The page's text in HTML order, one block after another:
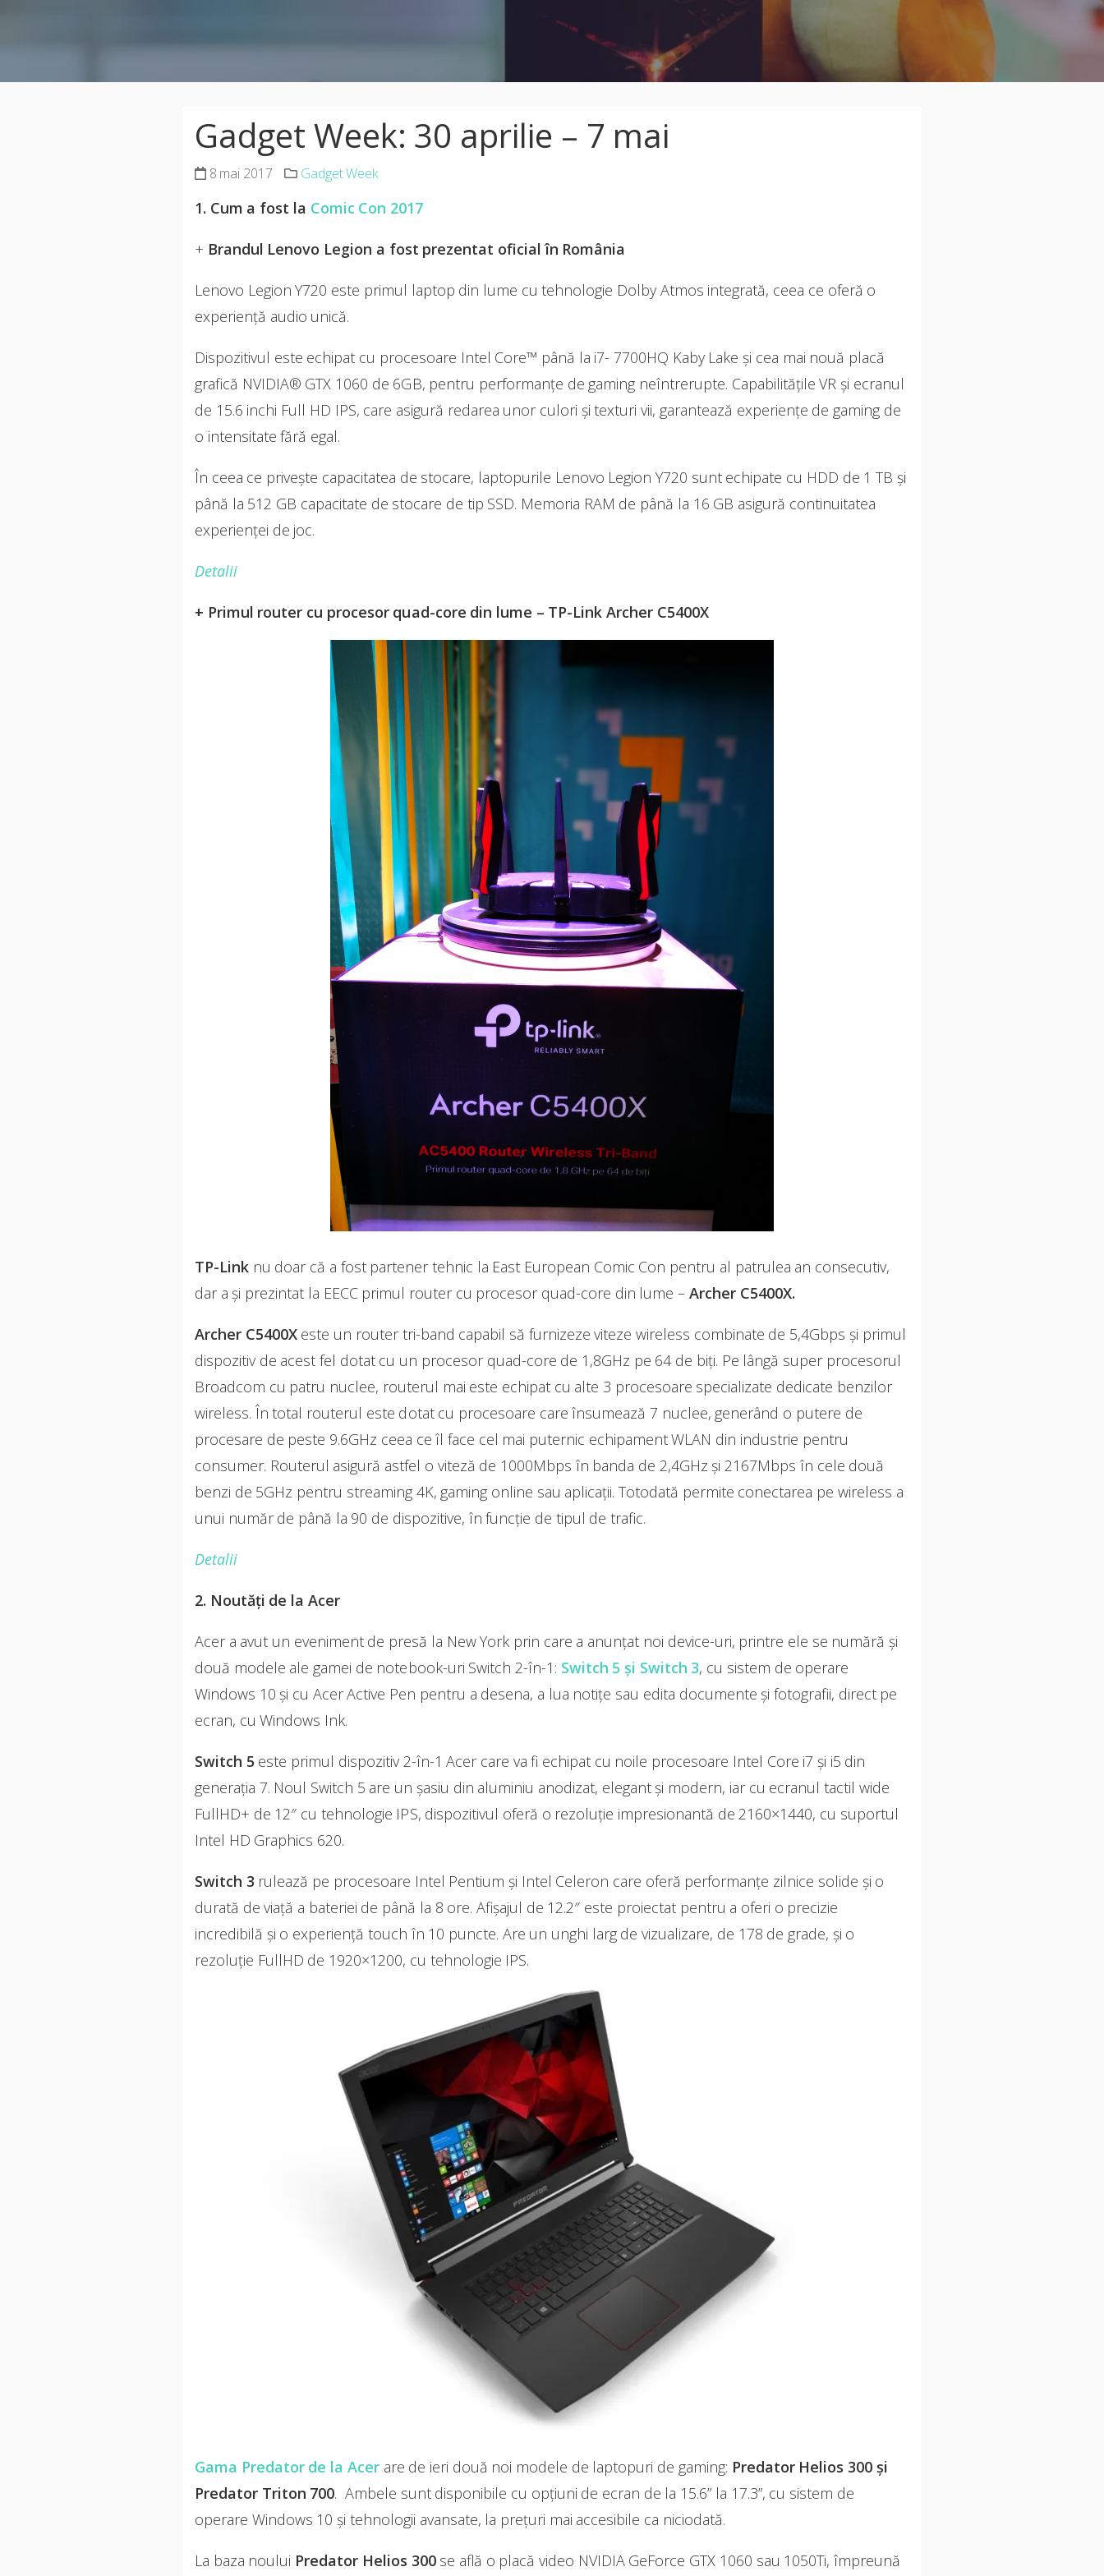
Gadget Week: 30 aprilie – 7 mai
8 mai 2017 Gadget Week
1. Cum a fost la Comic Con 2017
+ Brandul Lenovo Legion a fost prezentat oficial în România
Lenovo Legion Y720 este primul laptop din lume cu tehnologie Dolby Atmos integrată, ceea ce oferă o
experiență audio unică.
Dispozitivul este echipat cu procesoare Intel Core™ până la i7- 7700HQ Kaby Lake și cea mai nouă placă
grafică NVIDIA® GTX 1060 de 6GB, pentru performanțe de gaming neîntrerupte. Capabilitățile VR și ecranul
de 15.6 inchi Full HD IPS, care asigură redarea unor culori și texturi vii, garantează experiențe de gaming de
o intensitate fără egal.
În ceea ce privește capacitatea de stocare, laptopurile Lenovo Legion Y720 sunt echipate cu HDD de 1 TB și
până la 512 GB capacitate de stocare de tip SSD. Memoria RAM de până la 16 GB asigură continuitatea
experienței de joc.
Detalii
+ Primul router cu procesor quad-core din lume – TP-Link Archer C5400X
TP-Link nu doar că a fost partener tehnic la East European Comic Con pentru al patrulea an consecutiv,
dar a și prezintat la EECC primul router cu procesor quad-core din lume – Archer C5400X.
Archer C5400X este un router tri-band capabil să furnizeze viteze wireless combinate de 5,4Gbps și primul
dispozitiv de acest fel dotat cu un procesor quad-core de 1,8GHz pe 64 de biți. Pe lângă super procesorul
Broadcom cu patru nuclee, routerul mai este echipat cu alte 3 procesoare specializate dedicate benzilor
wireless. În total routerul este dotat cu procesoare care însumează 7 nuclee, generând o putere de
procesare de peste 9.6GHz ceea ce îl face cel mai puternic echipament WLAN din industrie pentru
consumer. Routerul asigură astfel o viteză de 1000Mbps în banda de 2,4GHz și 2167Mbps în cele două
benzi de 5GHz pentru streaming 4K, gaming online sau aplicații. Totodată permite conectarea pe wireless a
unui număr de până la 90 de dispozitive, în funcție de tipul de trafic.
Detalii
2. Noutăți de la Acer
Acer a avut un eveniment de presă la New York prin care a anunțat noi device-uri, printre ele se numără și
două modele ale gamei de notebook-uri Switch 2-în-1: Switch 5 și Switch 3, cu sistem de operare
Windows 10 și cu Acer Active Pen pentru a desena, a lua notițe sau edita documente și fotografii, direct pe
ecran, cu Windows Ink.
Switch 5 este primul dispozitiv 2-în-1 Acer care va fi echipat cu noile procesoare Intel Core i7 și i5 din
generația 7. Noul Switch 5 are un șasiu din aluminiu anodizat, elegant și modern, iar cu ecranul tactil wide
FullHD+ de 12″ cu tehnologie IPS, dispozitivul oferă o rezoluție impresionantă de 2160×1440, cu suportul
Intel HD Graphics 620.
Switch 3 rulează pe procesoare Intel Pentium și Intel Celeron care oferă performanțe zilnice solide și o
durată de viață a bateriei de până la 8 ore. Afișajul de 12.2″ este proiectat pentru a oferi o precizie
incredibilă și o experiență touch în 10 puncte. Are un unghi larg de vizualizare, de 178 de grade, și o
rezoluție FullHD de 1920×1200, cu tehnologie IPS.
Gama Predator de la Acerare de ieri două noi modele de laptopuri de gaming: Predator Helios 300 și
Predator Triton 700. Ambele sunt disponibile cu opțiuni de ecran de la 15.6” la 17.3”, cu sistem de
operare Windows 10 și tehnologii avansate, la prețuri mai accesibile ca niciodată.
La baza noului Predator Helios 300se află o placă video NVIDIA GeForce GTX 1060 sau 1050Ti, împreună